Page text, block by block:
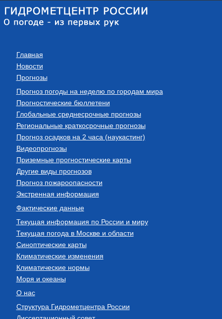
Главная
Новости
Прогнозы
Прогноз погоды на неделю по городам мира
Прогностические бюллетени
Глобальные среднесрочные прогнозы
Региональные краткосрочные прогнозы
Прогноз осадков на 2 часа (наукастинг)
Видеопрогнозы
Приземные прогностические карты
Другие виды прогнозов
Прогноз пожароопасности
Экстренная информация
Фактические данные
Текущая информация по России и миру
Текущая погода в Москве и области
Синоптические карты
Климатические изменения
Климатические нормы
Моря и океаны
О нас
Структура Гидрометцентра России